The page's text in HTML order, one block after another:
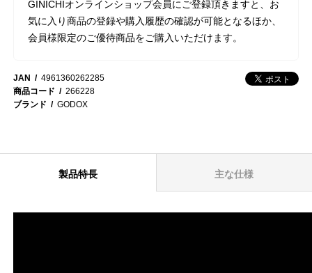
GINICHIオンラインショップ会員にご登録頂きますと、お
気に入り商品の登録や購入履歴の確認が可能となるほか、
会員様限定のご優待商品をご購入いただけます。
JAN
4961360262285
商品コード
266228
ブランド
GODOX
製品特長 主な仕様